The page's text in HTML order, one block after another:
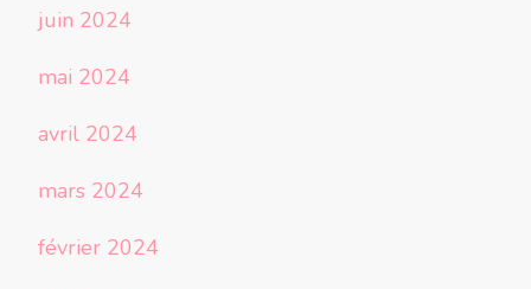
juin 2024
mai 2024
avril 2024
mars 2024
février 2024